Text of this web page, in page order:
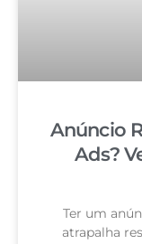
Anúncio
Ads?
Ter um
atrapalha